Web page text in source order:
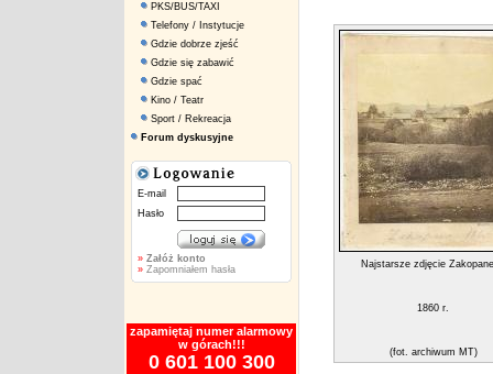
PKS/BUS/TAXI
Telefony / Instytucje
Gdzie dobrze zjeść
Gdzie się zabawić
Gdzie spać
Kino / Teatr
Sport / Rekreacja
Forum dyskusyjne
E-mail
Hasło
» Załóż konto
» Zapomniałem hasła
zapamiętaj numer alarmowy
w górach!!!
0 601 100 300
Najstarsze zdjęcie
1860 r.
(fot. archiwum MT)